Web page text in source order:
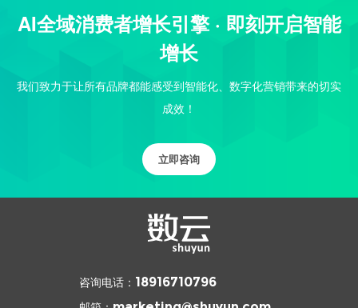
AI全域消费者增长引擎 · 即刻开启智能
增长
我们致力于让所有品牌都能感受到智能化、数字化营销带来的切实
成效！
立即咨询
咨询电话： 18916710796